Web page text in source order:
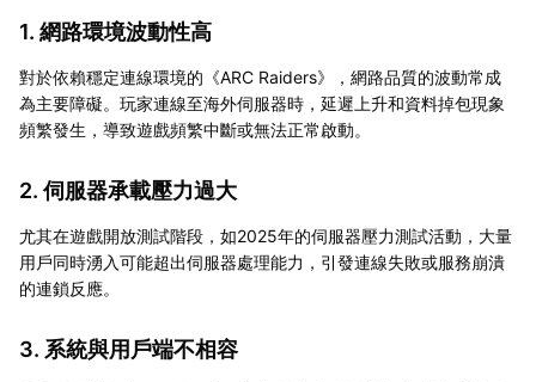
1. 網路環境波動性高
對於依賴穩定連線環境的《ARC Raiders》，網路品質的波動常成
為主要障礙。玩家連線至海外伺服器時，延遲上升和資料掉包現象
頻繁發生，導致遊戲頻繁中斷或無法正常啟動。
2. 伺服器承載壓力過大
尤其在遊戲開放測試階段，如2025年的伺服器壓力測試活動，大量
用戶同時湧入可能超出伺服器處理能力，引發連線失敗或服務崩潰
的連鎖反應。
3. 系統與用戶端不相容